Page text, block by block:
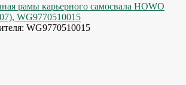
рамы карьерного самосвала HOWO
WG9770510015
WG9770510015